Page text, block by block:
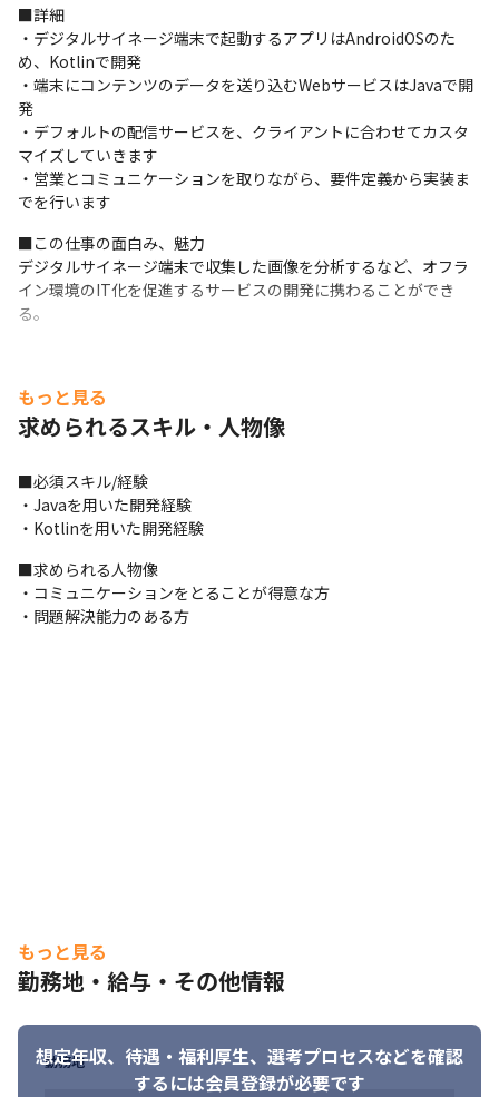
■詳細
・デジタルサイネージ端末で起動するアプリはAndroidOSのた
め、Kotlinで開発
・端末にコンテンツのデータを送り込むWebサービスはJavaで開
発
・デフォルトの配信サービスを、クライアントに合わせてカスタ
マイズしていきます
・営業とコミュニケーションを取りながら、要件定義から実装ま
でを行います
■この仕事の面白み、魅力
デジタルサイネージ端末で収集した画像を分析するなど、オフラ
イン環境のIT化を促進するサービスの開発に携わることができ
る。
もっと見る
求められるスキル・人物像
■必須スキル/経験
・Javaを用いた開発経験
・Kotlinを用いた開発経験
■求められる人物像
・コミュニケーションをとることが得意な方
・問題解決能力のある方
もっと見る
勤務地・給与・その他情報
想定年収、待遇・福利厚生、 選考プロセスなどを確認
するには会員登録が必要です
勤務地